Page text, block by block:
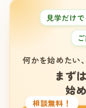
見学だけ
何かを始めたい
まず
始
相談無料！